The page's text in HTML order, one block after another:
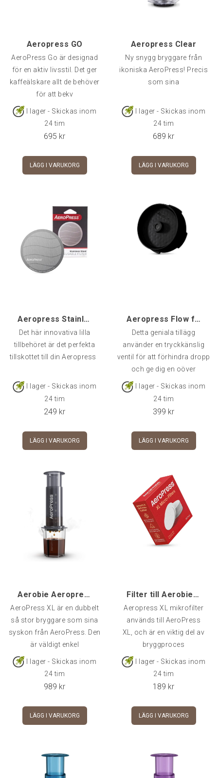
Aeropress GO
AeroPress Go är designad
för en aktiv livsstil. Det ger
kaffeälskare allt de behöver
för att bekv
I lager - Skickas inom
24 tim
695 kr
LÄGG I VARUKORG
Aeropress Clear
Ny snygg bryggare från
ikoniska AeroPress! Precis
som sina
I lager - Skickas inom
24 tim
689 kr
LÄGG I VARUKORG
Aeropress Stainless evighetsfilter
Det här innovativa lilla
tillbehöret är det perfekta
tillskottet till din Aeropress
I lager - Skickas inom
24 tim
249 kr
LÄGG I VARUKORG
Aeropress Flow filter control cap
Detta geniala tillägg
använder en tryckkänslig
ventil för att förhindra dropp
och ge dig en oöver
I lager - Skickas inom
24 tim
399 kr
LÄGG I VARUKORG
Aerobie Aeropress XL inkl karaff
AeroPress XL är en dubbelt
så stor bryggare som sina
syskon från AeroPress. Den
är väldigt enkel
I lager - Skickas inom
24 tim
989 kr
LÄGG I VARUKORG
Filter till Aerobie Aeropress XL
Aeropress XL mikrofilter
används till AeroPress
XL, och är en viktig del av
bryggproces
I lager - Skickas inom
24 tim
189 kr
LÄGG I VARUKORG